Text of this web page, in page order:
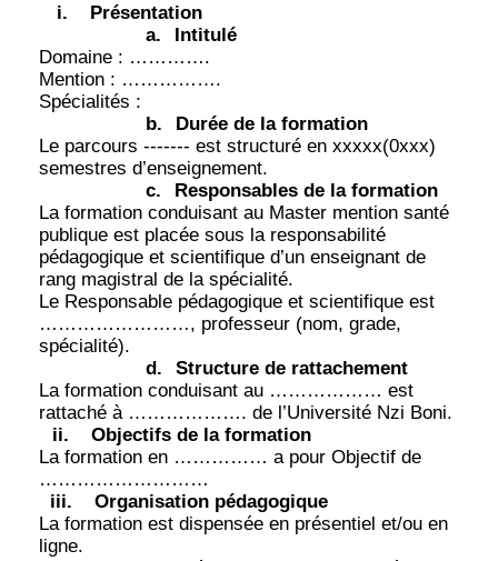
i.
Présentation
a.
Intitulé
Domaine : ………….
Mention : …………….
Spécialités :
b.
Durée de la formation
Le parcours ------- est structuré en xxxxx(0xxx)
semestres d’enseignement.
c.
Responsables de la formation
La formation conduisant au Master mention santé
publique est placée sous la responsabilité
pédagogique et scientifique d’un enseignant de
rang magistral de la spécialité.
Le Responsable pédagogique et scientifique est
……………………, professeur (nom, grade,
spécialité).
d.
Structure de rattachement
La formation conduisant au ……………… est
rattaché à ………………. de l’Université Nzi Boni.
ii.
Objectifs de la formation
La formation en …………… a pour Objectif de
………………………
iii.
Organisation pédagogique
La formation est dispensée en présentiel et/ou en
ligne.